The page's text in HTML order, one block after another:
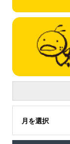
月を選択